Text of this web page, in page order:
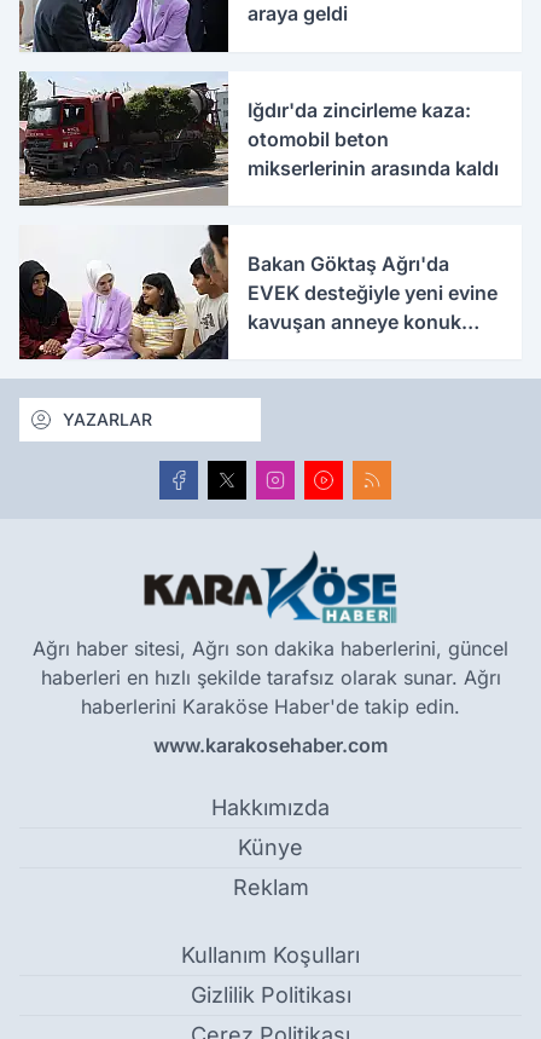
araya geldi
Iğdır'da zincirleme kaza:
otomobil beton
mikserlerinin arasında kaldı
Bakan Göktaş Ağrı'da
EVEK desteğiyle yeni evine
kavuşan anneye konuk
YAZARLAR
Ağrı haber sitesi, Ağrı son dakika haberlerini, güncel
haberleri en hızlı şekilde tarafsız olarak sunar. Ağrı
haberlerini Karaköse Haber'de takip edin.
www.karakosehaber.com
Hakkımızda
Künye
Reklam
Kullanım Koşulları
Gizlilik Politikası